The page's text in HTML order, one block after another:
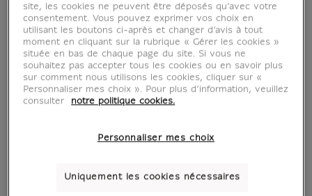
voir en situation zoom produit
site, les cookies ne peuvent être déposés qu’avec votre
consentement. Vous pouvez exprimer vos choix en
utilisant les boutons ci-après et changer d’avis à tout
moment en cliquant sur la rubrique « Gérer les cookies »
située en bas de chaque page du site. Si vous ne
souhaitez pas accepter tous les cookies ou en savoir plus
sur comment nous utilisons les cookies, cliquer sur «
Personnaliser mes choix ». Pour plus d’information, veuillez
consulter
notre politique cookies.
Personnaliser mes choix
Uniquement les cookies nécessaires